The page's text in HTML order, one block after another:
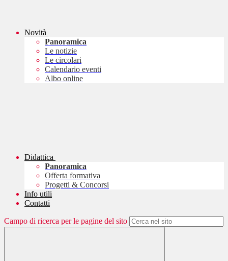
Novità
Panoramica
Le notizie
Le circolari
Calendario eventi
Albo online
Didattica
Panoramica
Offerta formativa
Progetti & Concorsi
Info utili
Contatti
Campo di ricerca per le pagine del sito